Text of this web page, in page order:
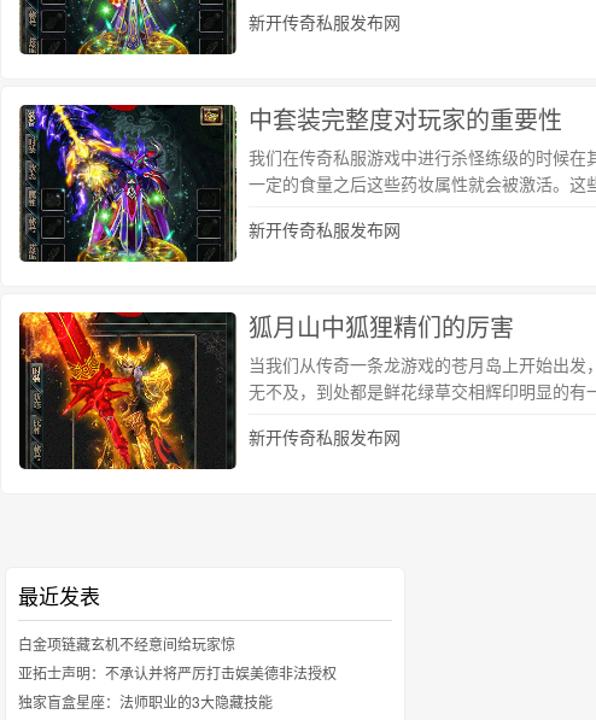
新开传奇私服发布网
中套装完整度对玩家的重要性
我们在传奇私服游戏中进行杀怪练级的时候
一定的食量之后这些药妆属性就会被激活。
新开传奇私服发布网
狐月山中狐狸精们的厉害
当我们从传奇一条龙游戏的苍月岛上开始出
无不及，到处都是鲜花绿草交相辉印明显的
新开传奇私服发布网
最近发表
白金项链藏玄机不经意间给玩家惊
亚拓士声明：不承认并将严厉打击娱美德非法授权
独家盲盒星座：法师职业的3大隐藏技能